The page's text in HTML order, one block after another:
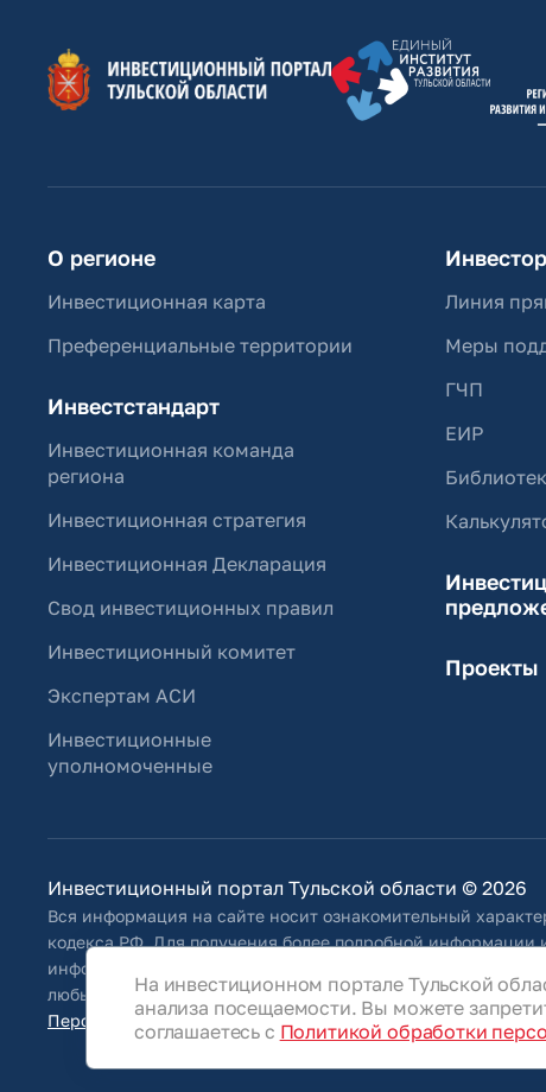
О регионе
Инвестиционная карта
Преференциальные территории
Инвестстандарт
Инвестиционная команда
региона
Инвестиционная стратегия
Инвестиционная Декларация
Свод инвестиционных правил
Инвестиционный комитет
Экспертам АСИ
Инвестиционные
уполномоченные
Линия
Меры
ГЧП
ЕИР
Проекты
Инвестиционный портал Тульской области © 2026
Вся информация на сайте носит ознакомительный
кодекса РФ. Для получения более подробной информации
информацию, указанную на сайте, Общество оставляет за
любым иным способом обновлять информацию,
Персональные данные
На инвестиционном портале Тульской
анализа посещаемости. Вы можете
соглашаетесь с Политикой обработки